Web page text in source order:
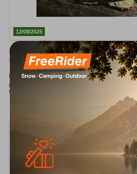
12/08/2025
Πώς επιλέγω τη σωστή σόλα
παπούτσια;
Η σόλα είναι η βάση κάθε ορειβατικού
ρόλο στην πρόσφυση, την άνεση και την
ειδικά σε...